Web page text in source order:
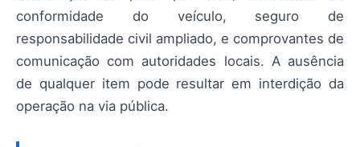
conformidade do veículo, seguro de
responsabilidade civil ampliado, e comprovantes de
comunicação com autoridades locais. A ausência
de qualquer item pode resultar em interdição da
operação na via pública.